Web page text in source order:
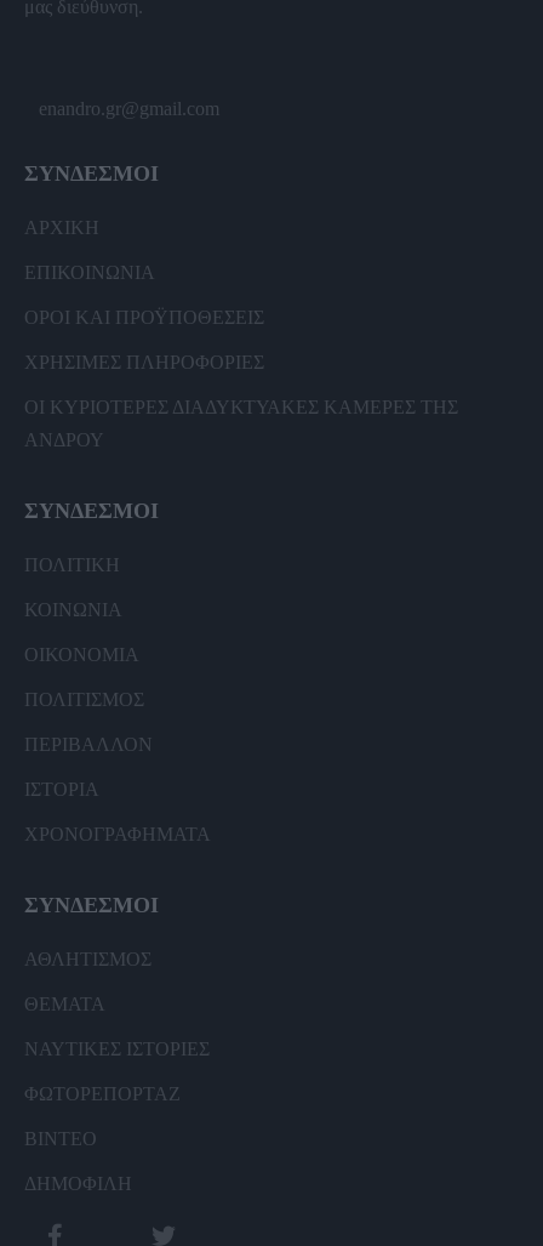
μας διεύθυνση.
enandro.gr@gmail.com
ΣΥΝΔΕΣΜΟΙ
ΑΡΧΙΚΗ
ΕΠΙΚΟΙΝΩΝΙΑ
ΟΡΟΙ ΚΑΙ ΠΡΟΫΠΟΘΕΣΕΙΣ
ΧΡΗΣΙΜΕΣ ΠΛΗΡΟΦΟΡΙΕΣ
ΟΙ ΚΥΡΙΟΤΕΡΕΣ ΔΙΑΔΥΚΤΥΑΚΕΣ ΚΑΜΕΡΕΣ ΤΗΣ
ΑΝΔΡΟΥ
ΣΥΝΔΕΣΜΟΙ
ΠΟΛΙΤΙΚΗ
ΚΟΙΝΩΝΙΑ
ΟΙΚΟΝΟΜΙΑ
ΠΟΛΙΤΙΣΜΟΣ
ΠΕΡΙΒΑΛΛΟΝ
ΙΣΤΟΡΙΑ
ΧΡΟΝΟΓΡΑΦΗΜΑΤΑ
ΣΥΝΔΕΣΜΟΙ
ΑΘΛΗΤΙΣΜΟΣ
ΘΕΜΑΤΑ
ΝΑΥΤΙΚΕΣ ΙΣΤΟΡΙΕΣ
ΦΩΤΟΡΕΠΟΡΤΑΖ
ΒΙΝΤΕΟ
ΔΗΜΟΦΙΛΗ